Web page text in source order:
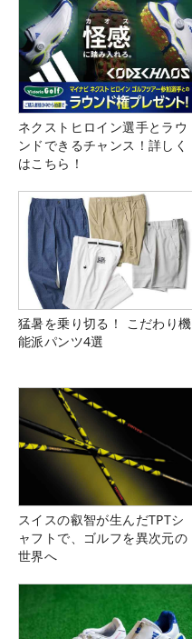
ネクストヒロイン選手とラウ
ンドできるチャンス！詳しく
はこちら！
猛暑を乗り切る！ こだわり機
能派パンツ4選
スイスの叡智が生んだTPTシ
ャフトで、ゴルフを異次元の
世界へ